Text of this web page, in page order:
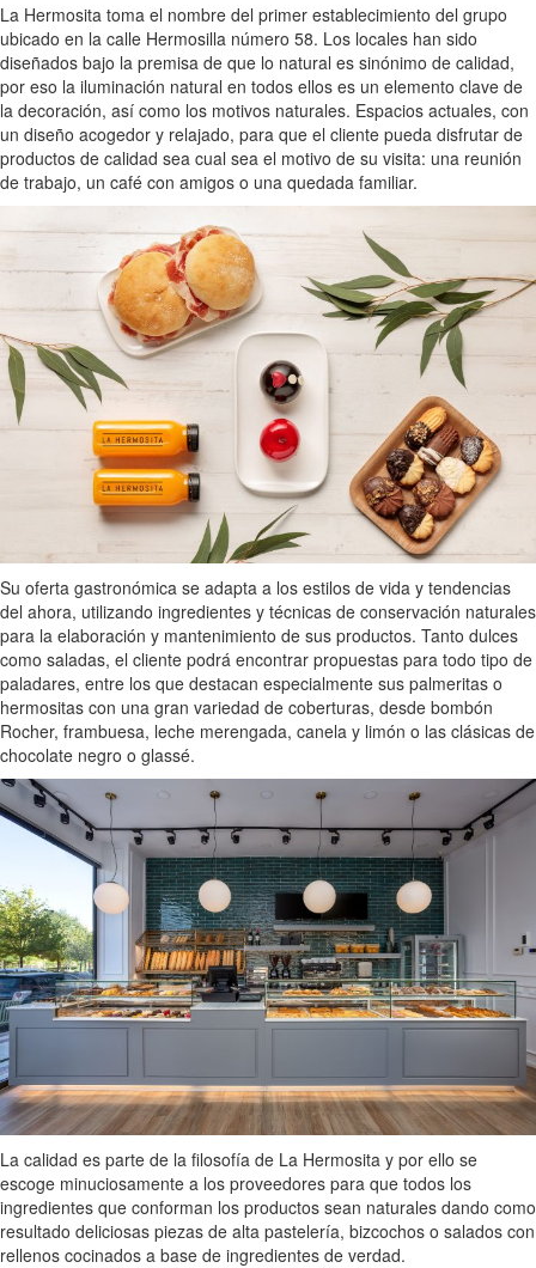
La Hermosita toma el nombre del primer establecimiento del grupo
ubicado en la calle Hermosilla número 58. Los locales han sido
diseñados bajo la premisa de que lo natural es sinónimo de calidad,
por eso la iluminación natural en todos ellos es un elemento clave de
la decoración, así como los motivos naturales. Espacios actuales, con
un diseño acogedor y relajado, para que el cliente pueda disfrutar de
productos de calidad sea cual sea el motivo de su visita: una reunión
de trabajo, un café con amigos o una quedada familiar.
Su oferta gastronómica se adapta a los estilos de vida y tendencias
del ahora, utilizando ingredientes y técnicas de conservación naturales
para la elaboración y mantenimiento de sus productos. Tanto dulces
como saladas, el cliente podrá encontrar propuestas para todo tipo de
paladares, entre los que destacan especialmente sus palmeritas o
hermositas con una gran variedad de coberturas, desde bombón
Rocher, frambuesa, leche merengada, canela y limón o las clásicas de
chocolate negro o glassé.
La calidad es parte de la filosofía de La Hermosita y por ello se
escoge minuciosamente a los proveedores para que todos los
ingredientes que conforman los productos sean naturales dando como
resultado deliciosas piezas de alta pastelería, bizcochos o salados con
rellenos cocinados a base de ingredientes de verdad.